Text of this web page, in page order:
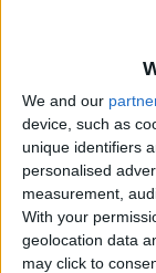
We and our
device, such as
unique identifiers
personalised
measurement,
With your
geolocation data
may click to
Barberá i
26.11.2016
EL